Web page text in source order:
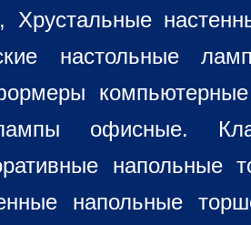
Хрустальные
настольные
офисные.
напольные
напольные